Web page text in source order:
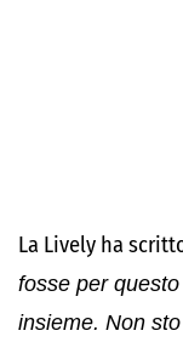
La Lively ha
fosse per
insieme. Non